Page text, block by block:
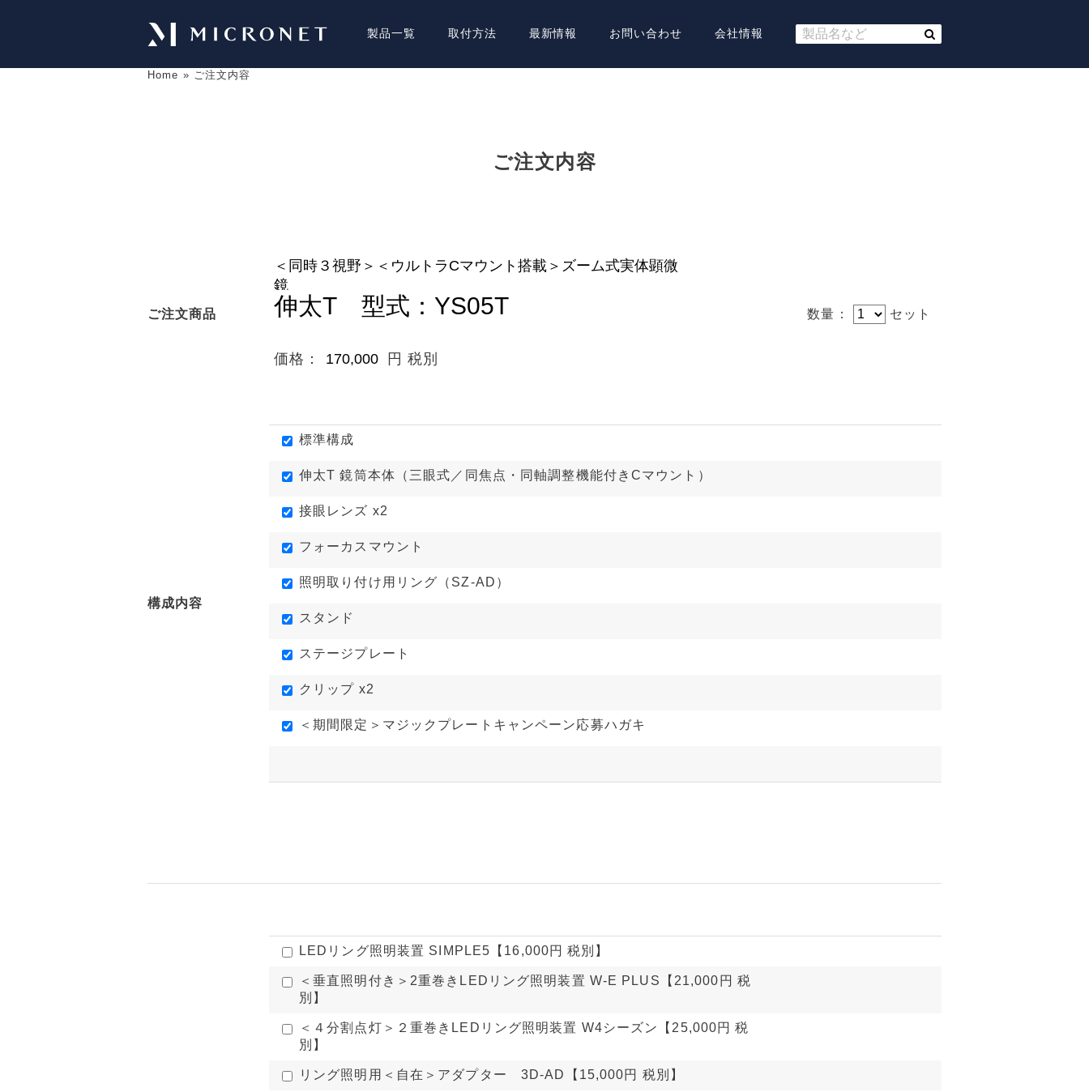
製品一覧 取付方法 最新情報 お問い合わせ 会社情報
Home » ご注文内容
ご注文内容
ご注文商品
価格： 円 税別
数量： セット
構成内容
標準構成
伸太T 鏡筒本体（三眼式／同焦点・同軸調整機能付きCマウント）
接眼レンズ x2
フォーカスマウント
照明取り付け用リング（SZ-AD）
スタンド
ステージプレート
クリップ x2
＜期間限定＞マジックプレートキャンペーン応募ハガキ
LEDリング照明装置 SIMPLE5【16,000円 税別】
＜垂直照明付き＞2重巻きLEDリング照明装置 W-E PLUS【21,000円 税
別】
＜４分割点灯＞２重巻きLEDリング照明装置 W4シーズン【25,000円 税
別】
リング照明用＜自在＞アダプター 3D-AD【15,000円 税別】